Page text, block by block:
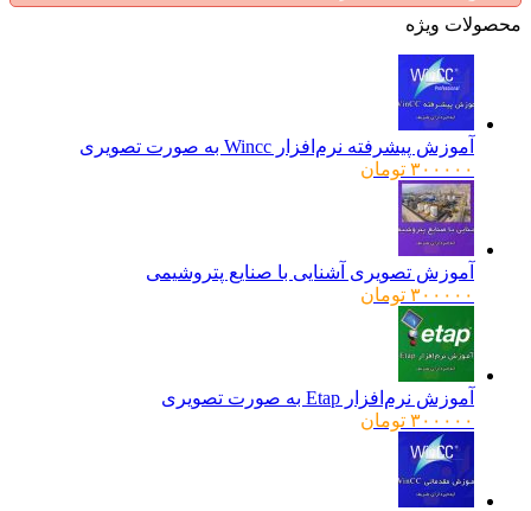
ویژه
آموزش پیشرفته نرم‌افزار Wincc به صورت تصویری
۳۰۰۰۰۰ تومان
آموزش تصویری آشنایی با صنایع پتروشیمی
۳۰۰۰۰۰ تومان
آموزش نرم‌افزار Etap به صورت تصویری
۳۰۰۰۰۰ تومان